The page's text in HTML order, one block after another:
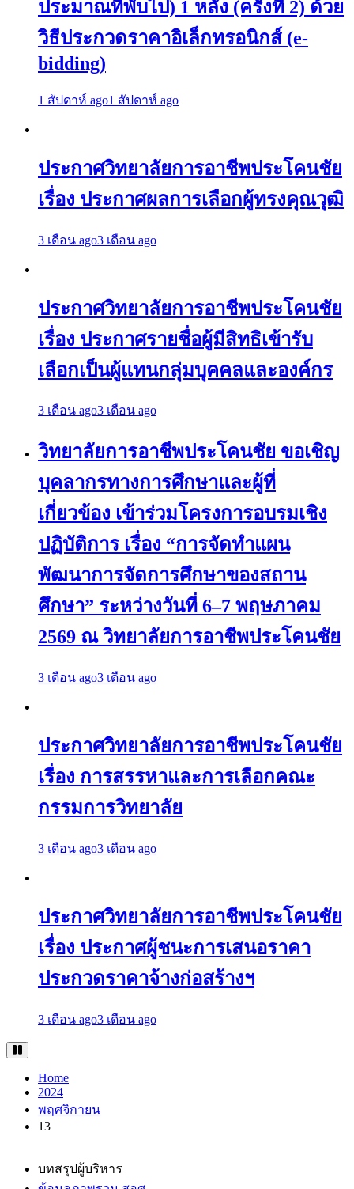
ประมาณที่พับไป) 1 หลัง (ครั้งที่ 2) ด้วย
วิธีประกวดราคาอิเล็กทรอนิกส์ (e-
bidding)
1 สัปดาห์ ago1 สัปดาห์ ago
ประกาศวิทยาลัยการอาชีพประโคนชัย
เรื่อง ประกาศผลการเลือกผู้ทรงคุณวุฒิ
3 เดือน ago3 เดือน ago
ประกาศวิทยาลัยการอาชีพประโคนชัย
เรื่อง ประกาศรายชื่อผู้มีสิทธิเข้ารับ
เลือกเป็นผู้แทนกลุ่มบุคคลและองค์กร
3 เดือน ago3 เดือน ago
วิทยาลัยการอาชีพประโคนชัย ขอเชิญ
บุคลากรทางการศึกษาและผู้ที่
เกี่ยวข้อง เข้าร่วมโครงการอบรมเชิง
ปฏิบัติการ เรื่อง “การจัดทำแผน
พัฒนาการจัดการศึกษาของสถาน
ศึกษา” ระหว่างวันที่ 6–7 พฤษภาคม
2569 ณ วิทยาลัยการอาชีพประโคนชัย
3 เดือน ago3 เดือน ago
ประกาศวิทยาลัยการอาชีพประโคนชัย
เรื่อง การสรรหาและการเลือกคณะ
กรรมการวิทยาลัย
3 เดือน ago3 เดือน ago
ประกาศวิทยาลัยการอาชีพประโคนชัย
เรื่อง ประกาศผู้ชนะการเสนอราคา
ประกวดราคาจ้างก่อสร้างฯ
3 เดือน ago3 เดือน ago
Home
2024
พฤศจิกายน
13
บทสรุปผู้บริหาร